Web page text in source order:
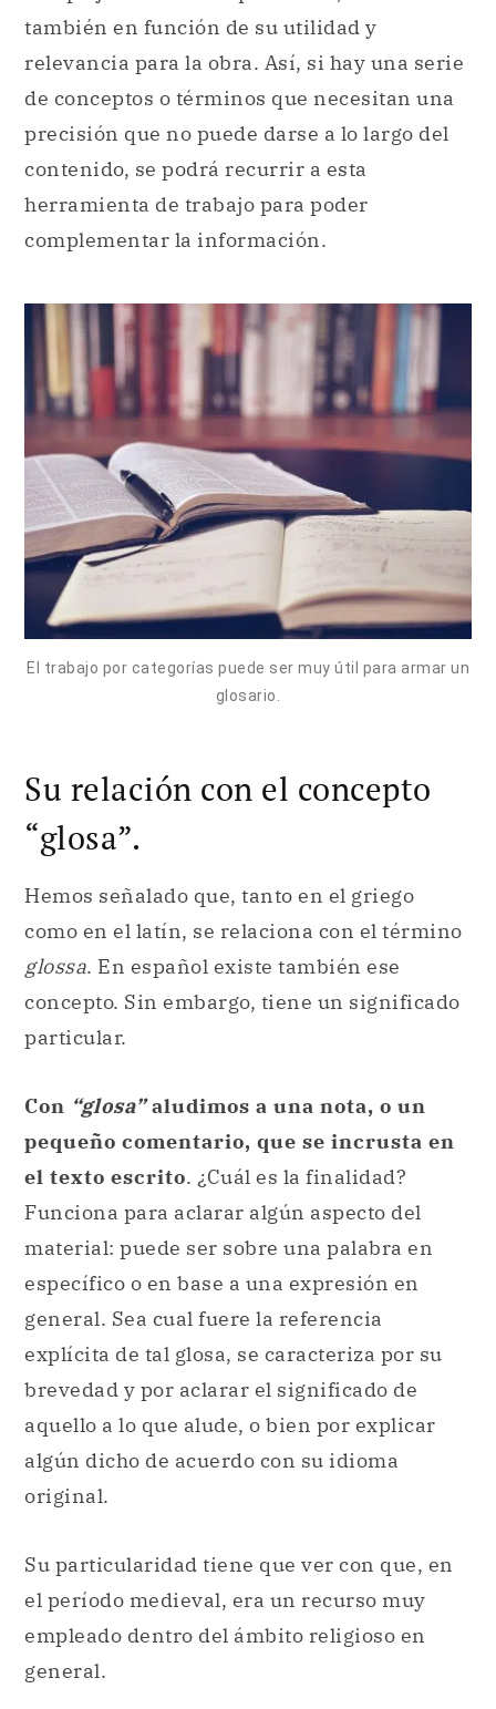
también en función de su utilidad y
relevancia para la obra. Así, si hay una serie
de conceptos o términos que necesitan una
precisión que no puede darse a lo largo del
contenido, se podrá recurrir a esta
herramienta de trabajo para poder
complementar la información.
El trabajo por categorías puede ser muy útil para armar un
glosario.
Su relación con el concepto
“glosa”.
Hemos señalado que, tanto en el griego
como en el latín, se relaciona con el término
glossa. En español existe también ese
concepto. Sin embargo, tiene un significado
particular.
Con “glosa”aludimos a una nota, o un
pequeño comentario, que se incrusta en
el texto escrito. ¿Cuál es la finalidad?
Funciona para aclarar algún aspecto del
material: puede ser sobre una palabra en
específico o en base a una expresión en
general. Sea cual fuere la referencia
explícita de tal glosa, se caracteriza por su
brevedad y por aclarar el significado de
aquello a lo que alude, o bien por explicar
algún dicho de acuerdo con su idioma
original.
Su particularidad tiene que ver con que, en
el período medieval, era un recurso muy
empleado dentro del ámbito religioso en
general.